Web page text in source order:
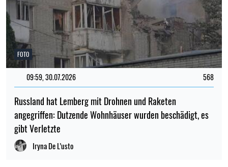
FOTO
09:59, 30.07.2026 568
Russland hat Lemberg mit Drohnen und Raketen
angegriffen: Dutzende Wohnhäuser wurden beschädigt, es
gibt Verletzte
Iryna De L’usto